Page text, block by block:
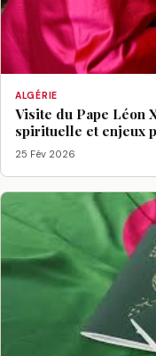
ALGÉRIE
Visite du Pape Léon
spirituelle et enjeux
25 Fév 2026